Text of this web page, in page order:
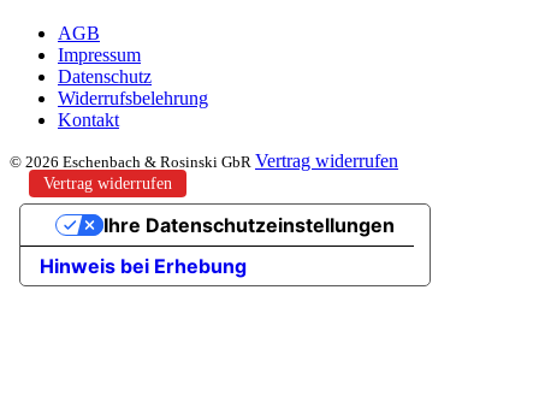
AGB
Impressum
Datenschutz
Widerrufsbelehrung
Kontakt
© 2026 Eschenbach & Rosinski GbR Vertrag widerrufen
Vertrag widerrufen
Hinweis bei Erhebung
Ihre Datenschutzeinstellungen